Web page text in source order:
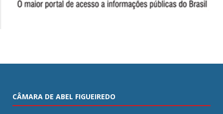
CÂMARA DE ABEL FIGUEIREDO